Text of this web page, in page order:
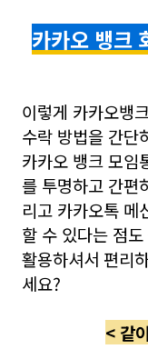
카카오 뱅크
이렇게 카카오뱅
수락 방법을 간단
카카오 뱅크 모임
를 투명하고 간편
리고 카카오톡 메
할 수 있다는 점
활용하셔서 편리
세요?
< 같